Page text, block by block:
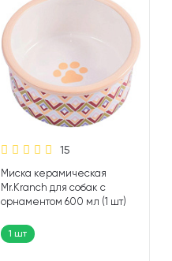
15
Миска керамическая
Mr.Kranch для собак с
орнаментом 600 мл (1 шт)
1 шт